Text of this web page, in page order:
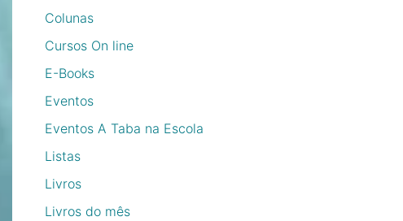
Colunas
Cursos On line
E-Books
Eventos
Eventos A Taba na Escola
Listas
Livros
Livros do mês